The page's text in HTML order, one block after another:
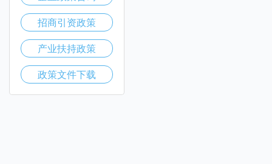
招商引资政策
产业扶持政策
政策文件下载